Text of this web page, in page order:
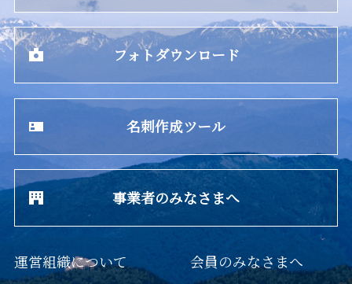
フォトダウンロード
名刺作成ツール
事業者のみなさまへ
運営組織について 会員のみなさまへ